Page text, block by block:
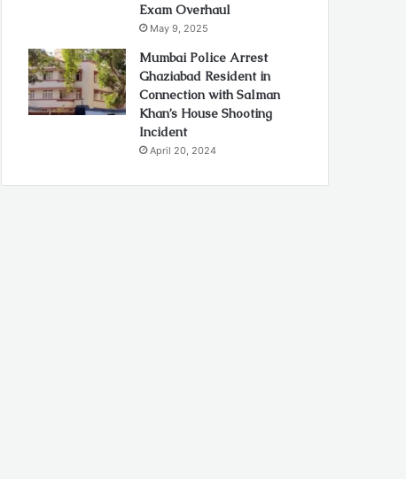
Exam Overhaul
May 9, 2025
Mumbai Police Arrest
Ghaziabad Resident in
Connection with Salman
Khan’s House Shooting
Incident
April 20, 2024